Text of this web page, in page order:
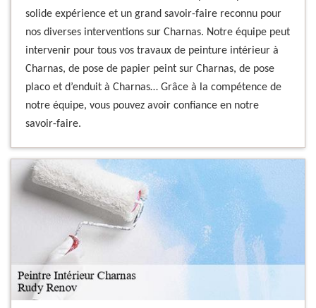
solide expérience et un grand savoir-faire reconnu pour
nos diverses interventions sur Charnas. Notre équipe peut
intervenir pour tous vos travaux de peinture intérieur à
Charnas, de pose de papier peint sur Charnas, de pose
placo et d’enduit à Charnas… Grâce à la compétence de
notre équipe, vous pouvez avoir confiance en notre
savoir-faire.